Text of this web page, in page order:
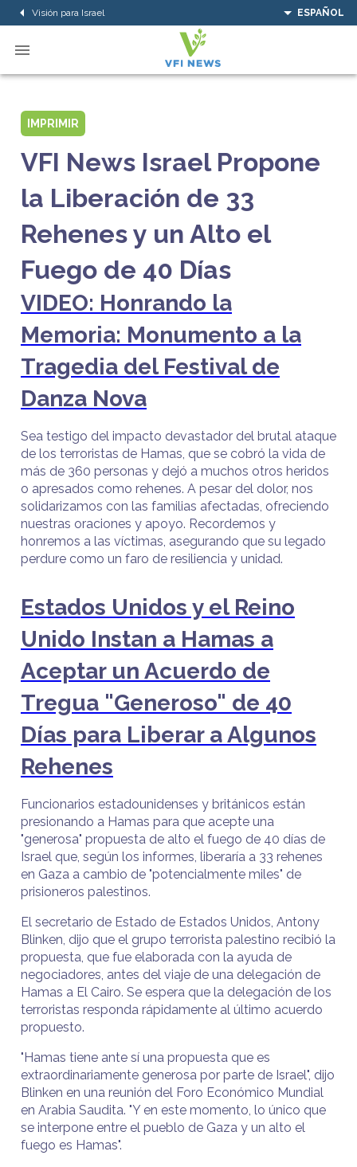
Visión para Israel ESPAÑOL
IMPRIMIR
VFI News Israel Propone
la Liberación de 33
Rehenes y un Alto el
Fuego de 40 Días
VIDEO: Honrando la
Memoria: Monumento a la
Tragedia del Festival de
Danza Nova
Sea testigo del impacto devastador del brutal ataque
de los terroristas de Hamas, que se cobró la vida de
más de 360 personas y dejó a muchos otros heridos
o apresados como rehenes. A pesar del dolor, nos
solidarizamos con las familias afectadas, ofreciendo
nuestras oraciones y apoyo. Recordemos y
honremos a las víctimas, asegurando que su legado
perdure como un faro de resiliencia y unidad.
Estados Unidos y el Reino
Unido Instan a Hamas a
Aceptar un Acuerdo de
Tregua "Generoso" de 40
Días para Liberar a Algunos
Rehenes
Funcionarios estadounidenses y británicos están
presionando a Hamas para que acepte una
"generosa" propuesta de alto el fuego de 40 días de
Israel que, según los informes, liberaría a 33 rehenes
en Gaza a cambio de "potencialmente miles" de
prisioneros palestinos.
El secretario de Estado de Estados Unidos, Antony
Blinken, dijo que el grupo terrorista palestino recibió la
propuesta, que fue elaborada con la ayuda de
negociadores, antes del viaje de una delegación de
Hamas a El Cairo. Se espera que la delegación de los
terroristas responda rápidamente al último acuerdo
propuesto.
"Hamas tiene ante sí una propuesta que es
extraordinariamente generosa por parte de Israel", dijo
Blinken en una reunión del Foro Económico Mundial
en Arabia Saudita. "Y en este momento, lo único que
se interpone entre el pueblo de Gaza y un alto el
fuego es Hamas".